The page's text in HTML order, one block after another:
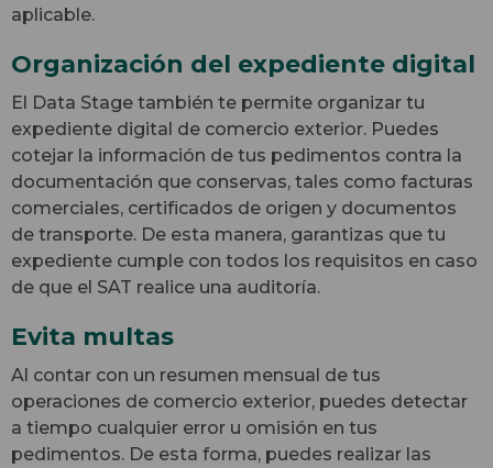
aplicable.
Organización del expediente digital
El Data Stage también te permite organizar tu
expediente digital de comercio exterior. Puedes
cotejar la información de tus pedimentos contra la
documentación que conservas, tales como facturas
comerciales, certificados de origen y documentos
de transporte. De esta manera, garantizas que tu
expediente cumple con todos los requisitos en caso
de que el SAT realice una auditoría.
Evita multas
Al contar con un resumen mensual de tus
operaciones de comercio exterior, puedes detectar
a tiempo cualquier error u omisión en tus
pedimentos. De esta forma, puedes realizar las